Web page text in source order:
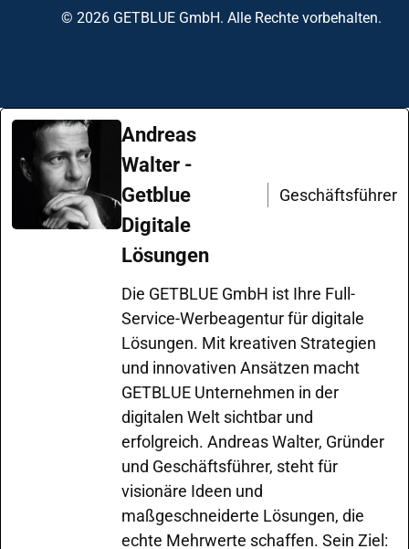
© 2026 GETBLUE GmbH. Alle Rechte vorbehalten.
Andreas
Walter -
Getblue
Digitale
Lösungen
Geschäftsführer
Die GETBLUE GmbH ist Ihre Full-
Service-Werbeagentur für digitale
Lösungen. Mit kreativen Strategien
und innovativen Ansätzen macht
GETBLUE Unternehmen in der
digitalen Welt sichtbar und
erfolgreich. Andreas Walter, Gründer
und Geschäftsführer, steht für
visionäre Ideen und
maßgeschneiderte Lösungen, die
echte Mehrwerte schaffen. Sein Ziel: